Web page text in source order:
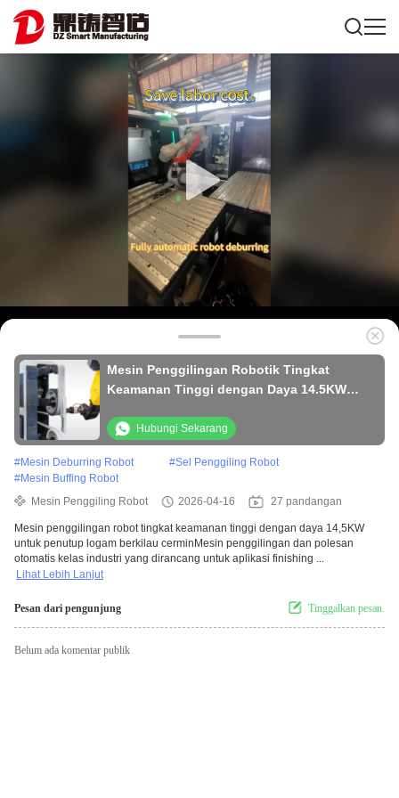
Mesin Penggilingan Robotik Tingkat
Keamanan Tinggi dengan Daya 14.5KW
CerminHubungi Sekarang
#Mesin Deburring Robot #Sel Penggiling Robot
#Mesin Buffing Robot
Mesin Penggiling Robot
2026-04-16 27 pandangan
Mesin penggilingan robot tingkat keamanan tinggi dengan daya 14,5KW
untuk penutup logam berkilau cerminMesin penggilingan dan polesan
otomatis kelas industri yang dirancang untuk aplikasi finishing ...
Lihat Lebih Lanjut
Pesan dari pengunjung Tinggalkan pesan.
Belum ada komentar publik